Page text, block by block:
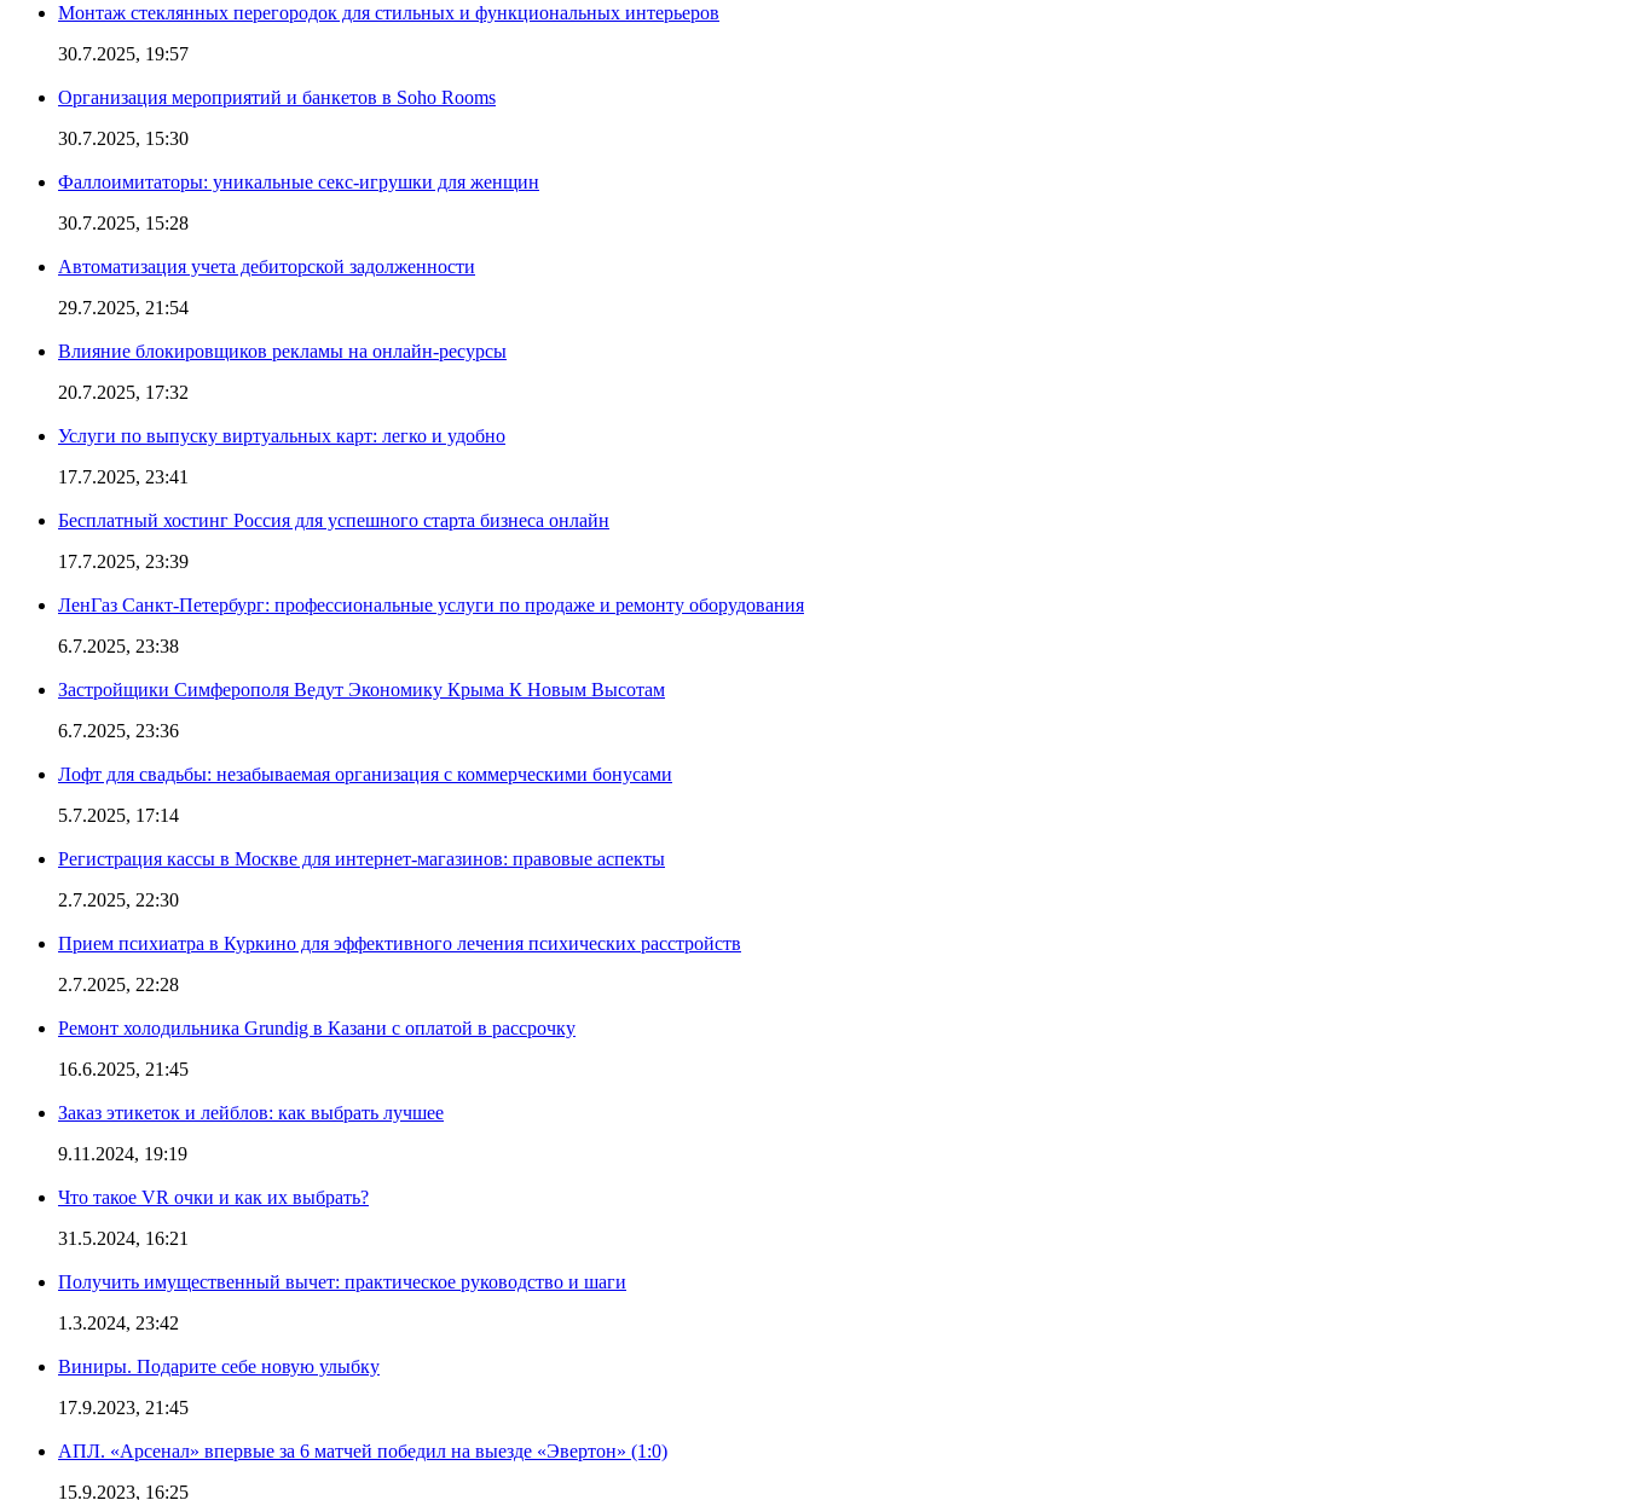
Монтаж стеклянных перегородок для стильных и функциональных интерьеров
30.7.2025, 19:57
Организация мероприятий и банкетов в Soho Rooms
30.7.2025, 15:30
Фаллоимитаторы: уникальные секс-игрушки для женщин
30.7.2025, 15:28
Автоматизация учета дебиторской задолженности
29.7.2025, 21:54
Влияние блокировщиков рекламы на онлайн-ресурсы
20.7.2025, 17:32
Услуги по выпуску виртуальных карт: легко и удобно
17.7.2025, 23:41
Бесплатный хостинг Россия для успешного старта бизнеса онлайн
17.7.2025, 23:39
ЛенГаз Санкт-Петербург: профессиональные услуги по продаже и ремонту оборудования
6.7.2025, 23:38
Застройщики Симферополя Ведут Экономику Крыма К Новым Высотам
6.7.2025, 23:36
Лофт для свадьбы: незабываемая организация с коммерческими бонусами
5.7.2025, 17:14
Регистрация кассы в Москве для интернет-магазинов: правовые аспекты
2.7.2025, 22:30
Прием психиатра в Куркино для эффективного лечения психических расстройств
2.7.2025, 22:28
Ремонт холодильника Grundig в Казани с оплатой в рассрочку
16.6.2025, 21:45
Заказ этикеток и лейблов: как выбрать лучшее
9.11.2024, 19:19
Что такое VR очки и как их выбрать?
31.5.2024, 16:21
Получить имущественный вычет: практическое руководство и шаги
1.3.2024, 23:42
Виниры. Подарите себе новую улыбку
17.9.2023, 21:45
АПЛ. «Арсенал» впервые за 6 матчей победил на выезде «Эвертон» (1:0)
15.9.2023, 16:25